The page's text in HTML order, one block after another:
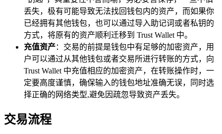
丢失，极有可能导致无法找回钱包内的资产，而如果你
已经拥有其他钱包，也可以通过导入助记词或者私钥的
方式，将原有的资产顺利迁移到 Trust Wallet 中。
充值资产：交易的前提是钱包中有足够的加密资产，用
户可以通过从其他钱包或者交易所进行转账的方式，向
Trust Wallet 中充值相应的加密资产，在转账操作时，一
定要高度谨慎，确保输入的钱包地址准确无误，同时选
择正确的网络类型,避免因疏忽导致资产丢失。
交易流程